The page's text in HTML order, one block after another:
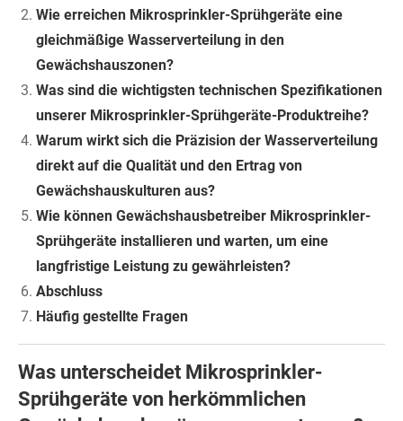
Wie erreichen Mikrosprinkler-Sprühgeräte eine
gleichmäßige Wasserverteilung in den
Gewächshauszonen?
Was sind die wichtigsten technischen Spezifikationen
unserer Mikrosprinkler-Sprühgeräte-Produktreihe?
Warum wirkt sich die Präzision der Wasserverteilung
direkt auf die Qualität und den Ertrag von
Gewächshauskulturen aus?
Wie können Gewächshausbetreiber Mikrosprinkler-
Sprühgeräte installieren und warten, um eine
langfristige Leistung zu gewährleisten?
Abschluss
Häufig gestellte Fragen
Was unterscheidet Mikrosprinkler-
Sprühgeräte von herkömmlichen